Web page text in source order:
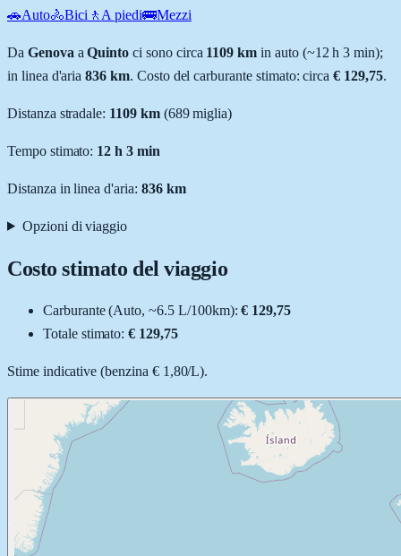
🚗Auto🚴Bici 🚶 A piedi🚌Mezzi
Da Genova aQuinto ci sono circa 1109 km in auto (~12 h 3 min);
in linea d'aria836 km. Costo del carburante stimato: circa € 129,75.
Distanza stradale: 1109km (689miglia)
Tempo stimato: 12 h 3 min
Distanza in linea d'aria: 836km
Opzioni di viaggio
Costo stimato del viaggio
Carburante (Auto, ~6.5 L/100km): € 129,75
Totale stimato:€ 129,75
Stime indicative (benzina € 1,80/L).